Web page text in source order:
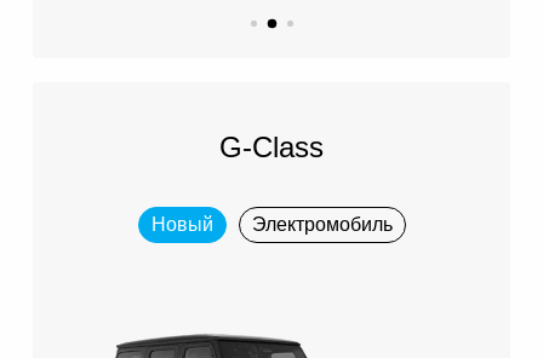
G-Class
Новый Электромобиль